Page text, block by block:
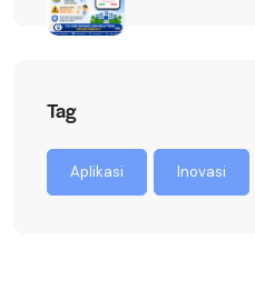
Tag
Aplikasi Inovasi